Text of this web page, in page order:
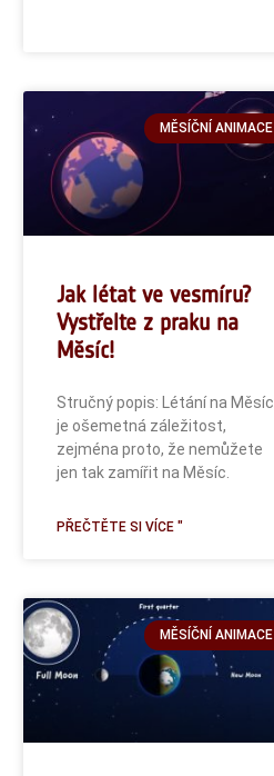
MĚSÍČNÍ ANIMACE
Jak létat ve vesmíru?
Vystřelte z praku na
Měsíc!
Stručný popis: Létání na Měsíc
je ošemetná záležitost,
zejména proto, že nemůžete
jen tak zamířit na Měsíc.
PŘEČTĚTE SI VÍCE "
MĚSÍČNÍ ANIMACE